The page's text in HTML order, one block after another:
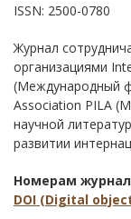
ISSN: 2500-0780
Журнал
организациями
(Международный
Association PILA
научной
развитии
Номерам
DOI (Digital